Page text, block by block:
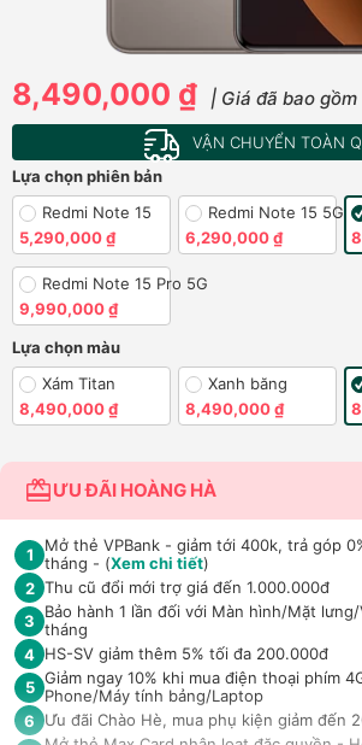
8,490,000 ₫ | Giá đã bao gồm
VẬN CHUYỂN TOÀN
Lựa chọn phiên bản
Redmi Note 15
5,290,000 ₫
Redmi Note 15 5G
6,290,000 ₫
Redmi Note 15 Pro 5G
9,990,000 ₫
Lựa chọn màu
Xám Titan
8,490,000 ₫
Xanh băng
8,490,000 ₫
ƯU ĐÃI HOÀNG HÀ
1
Mở thẻ VPBank - giảm tới 400k, trả góp
tháng - (Xem chi tiết)
2 Thu cũ đổi mới trợ giá đến 1.000.000đ
3
Bảo hành 1 lần đối với Màn hình/Mặt
tháng
4 HS-SV giảm thêm 5% tối đa 200.000đ
5 Giảm ngay 10% khi mua điện thoại phím
Phone/Máy tính bảng/Laptop
6
Ưu đãi Chào Hè, mua phụ kiện giảm đến